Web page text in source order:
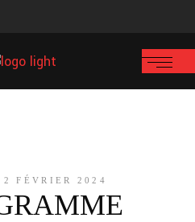
2 FÉVRIER 2024